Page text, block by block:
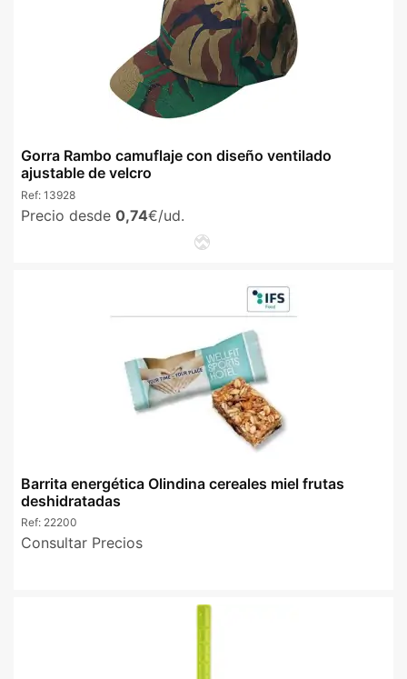
Gorra Rambo camuflaje con diseño ventilado
ajustable de velcro
Ref: 13928
Precio desde 0,74€/ud.
Barrita energética Olindina cereales miel frutas
deshidratadas
Ref: 22200
Consultar Precios